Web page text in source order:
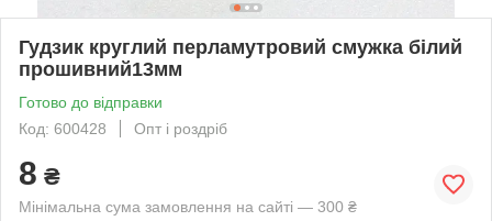
Гудзик круглий перламутровий смужка білий
прошивний13мм
Готово до відправки
Код: 600428
Опт і роздріб
8 ₴
Мінімальна сума замовлення на сайті — 300 ₴